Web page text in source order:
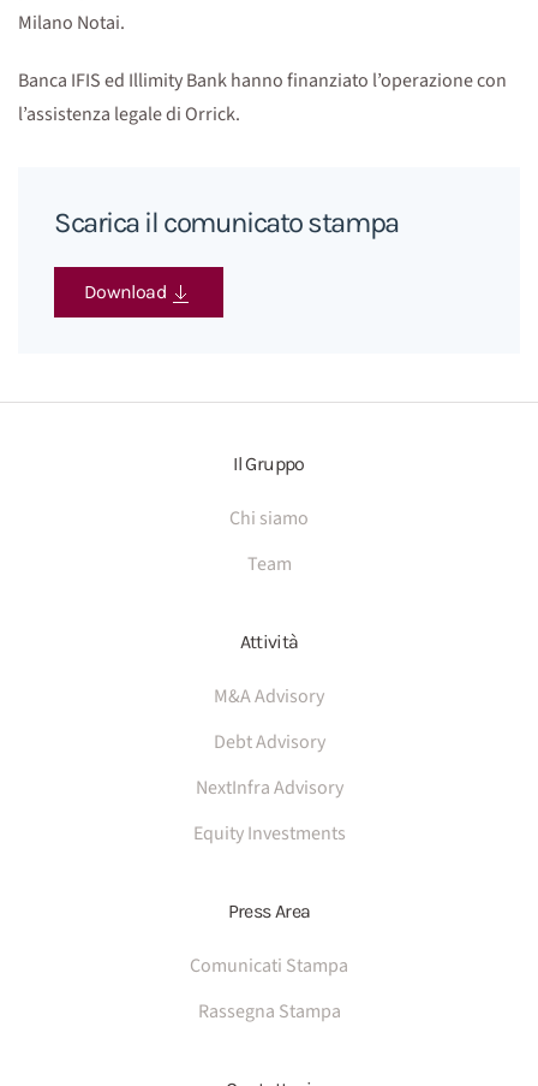
Milano Notai.
Banca IFIS ed Illimity Bank hanno finanziato l’operazione con
l’assistenza legale di Orrick.
Scarica il comunicato stampa
Download
Il Gruppo
Chi siamo
Team
Attività
M&A Advisory
Debt Advisory
NextInfra Advisory
Equity Investments
Press Area
Comunicati Stampa
Rassegna Stampa